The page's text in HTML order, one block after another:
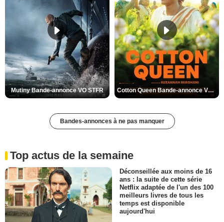
Mutiny Bande-annonce VO STFR Cotton Queen Bande-annonce VO STFR
Bandes-annonces à ne pas manquer
Top actus de la semaine
Déconseillée aux moins de 16
ans : la suite de cette série
Netflix adaptée de l'un des 100
meilleurs livres de tous les
temps est disponible
aujourd'hui